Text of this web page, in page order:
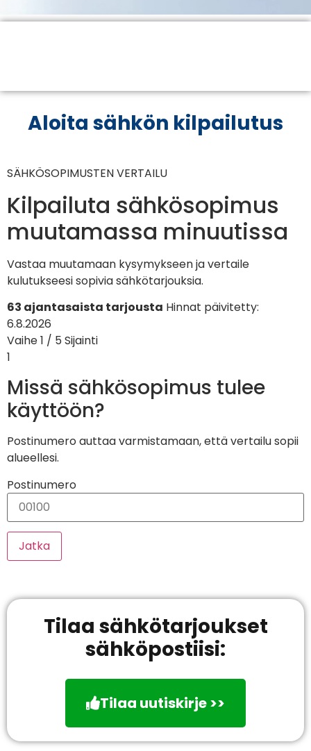
Aloita sähkön kilpailutus
SÄHKÖSOPIMUSTEN VERTAILU
Kilpailuta sähkösopimus
muutamassa minuutissa
Vastaa muutamaan kysymykseen ja vertaile
kulutukseesi sopivia sähkötarjouksia.
63 ajantasaista tarjousta Hinnat päivitetty:
6.8.2026
Vaihe 1 / 5 Sijainti
1
Missä sähkösopimus tulee
käyttöön?
Postinumero auttaa varmistamaan, että vertailu sopii
alueellesi.
Postinumero
Jatka
Tilaa sähkötarjoukset
sähköpostiisi:
Tilaa uutiskirje >>